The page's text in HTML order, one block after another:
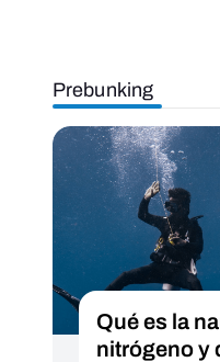
Prebunking
Qué es la
nitrógeno y